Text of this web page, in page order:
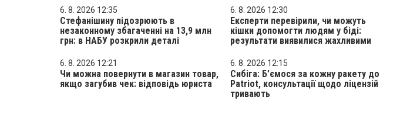
6. 8. 2026 12:35
Стефанішину підозрюють в
незаконному збагаченні на 13,9 млн
грн: в НАБУ розкрили деталі
6. 8. 2026 12:30
Експерти перевірили, чи можуть
кішки допомогти людям у біді:
результати виявилися жахливими
6. 8. 2026 12:21
Чи можна повернути в магазин товар,
якщо загубив чек: відповідь юриста
6. 8. 2026 12:15
Сибіга: Б’ємося за кожну ракету до
Patriot, консультації щодо ліцензій
тривають